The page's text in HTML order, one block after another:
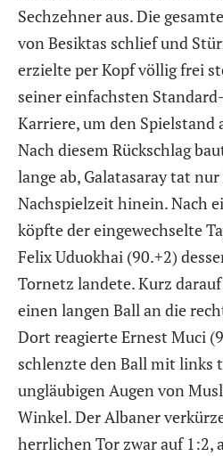
Sechzehner aus. Die
von Besiktas schlief und
erzielte per Kopf völlig frei
seiner einfachsten
Karriere, um den Spielstand
Nach diesem Rückschlag
lange ab, Galatasaray tat
Nachspielzeit hinein. Nach
köpfte der eingewechselte
Felix Uduokhai (90.+2)
Tornetz landete. Kurz
einen langen Ball an die
Dort reagierte Ernest Muci
schlenzte den Ball mit links
ungläubigen Augen von
Winkel. Der Albaner
herrlichen Tor zwar auf 1:2,